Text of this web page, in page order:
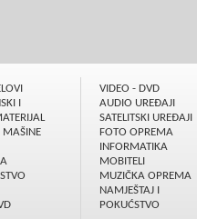
I
MAŠINE
VIDEO - DVD
AUDIO UREÐAJI
SATELITSKI UREÐAJI
FOTO OPREMA
INFORMATIKA
MOBITELI
MUZIČKA OPREMA
NAMJEŠTAJ I
POKUĆSTVO